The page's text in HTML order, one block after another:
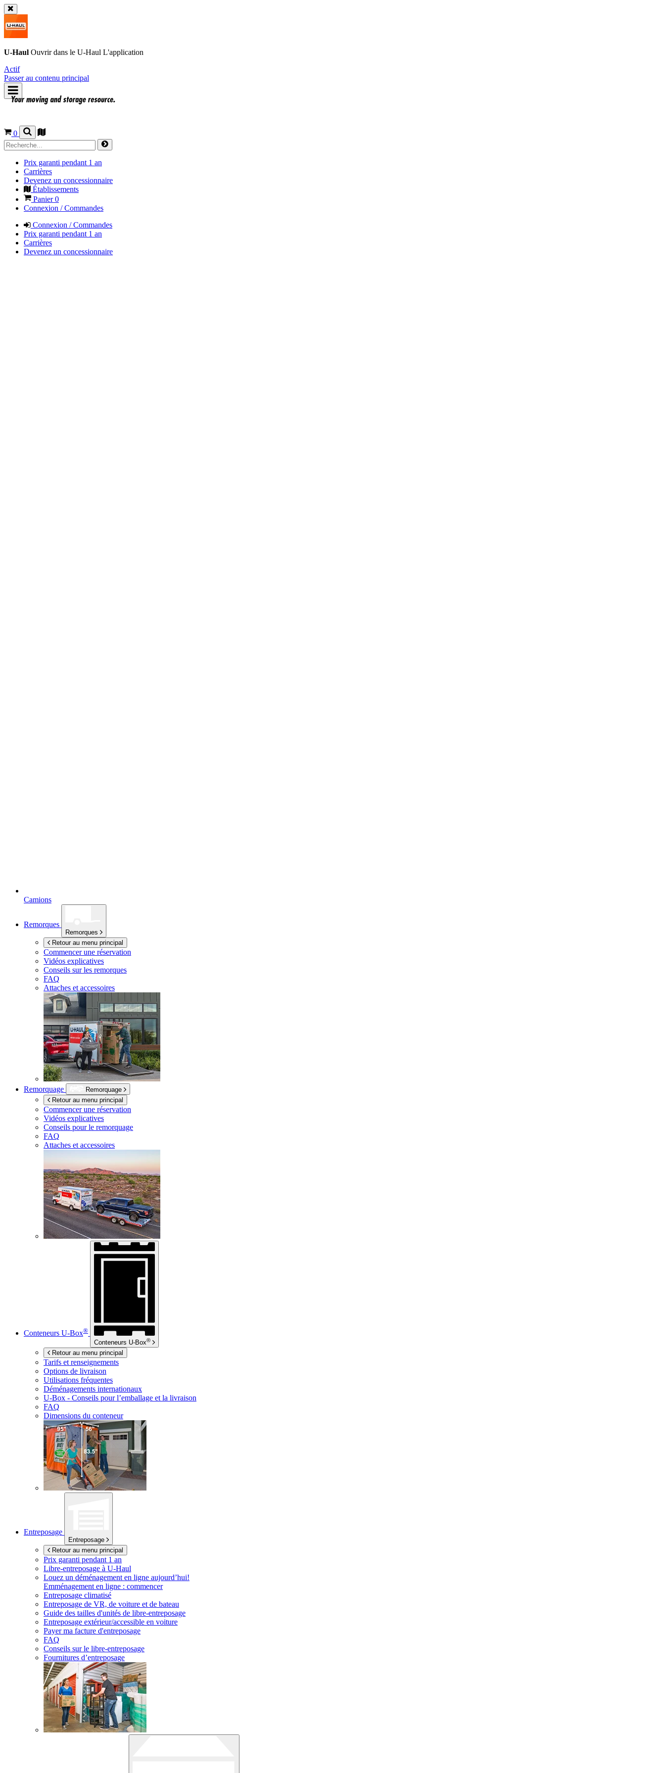
U-Haul Ouvrir dans le U-Haul L'application
Actif
Passer au contenu principal
0
Prix garanti pendant 1 an
Carrières
Devenez un concessionnaire
Établissements
Panier0
Connexion / Commandes
Connexion / Commandes
Prix garanti pendant 1 an
Carrières
Devenez un concessionnaire
Camions
Remorques
Remorques
Retour au menu principal
Commencer une réservation
Vidéos explicatives
Conseils sur les remorques
FAQ
Attaches et accessoires
Remorquage
Remorquage
Retour au menu principal
Commencer une réservation
Vidéos explicatives
Conseils pour le remorquage
FAQ
Attaches et accessoires
Conteneurs U-Box®
Conteneurs U-Box®
Retour au menu principal
Tarifs et renseignements
Options de livraison
Utilisations fréquentes
Déménagements internationaux
U-Box - Conseils pour l’emballage et la livraison
FAQ
Dimensions du conteneur
Entreposage
Entreposage
Retour au menu principal
Prix garanti pendant 1 an
Libre-entreposage à U-Haul
Louez un déménagement en ligne aujourd’hui!
Emménagement en ligne : commencer
Entreposage climatisé
Entreposage de VR, de voiture et de bateau
Guide des tailles d'unités de libre-entreposage
Entreposage extérieur/accessible en voiture
Payer ma facture d'entreposage
FAQ
Conseils sur le libre-entreposage
Fournitures d’entreposage